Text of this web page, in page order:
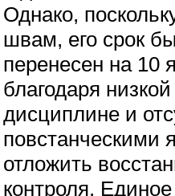
Однако,
швам, его срок
перенесен на 10
благодаря низкой
дисциплине и
повстанческими
отложить
контроля. Единое